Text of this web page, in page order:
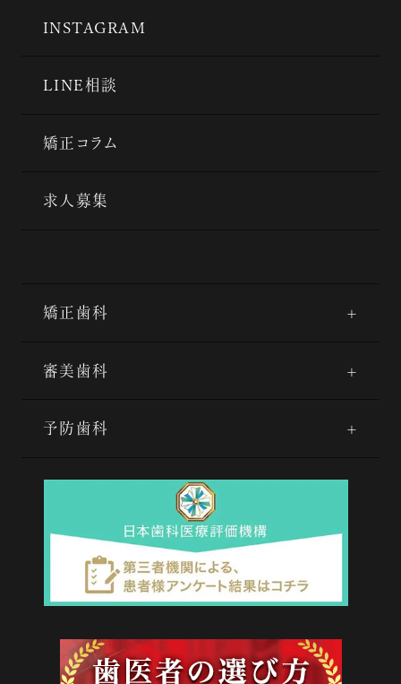
INSTAGRAM
LINE相談
矯正コラム
求人募集
矯正歯科
審美歯科
予防歯科